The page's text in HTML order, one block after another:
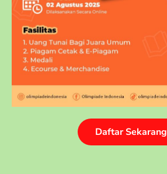
Daftar Sekarang